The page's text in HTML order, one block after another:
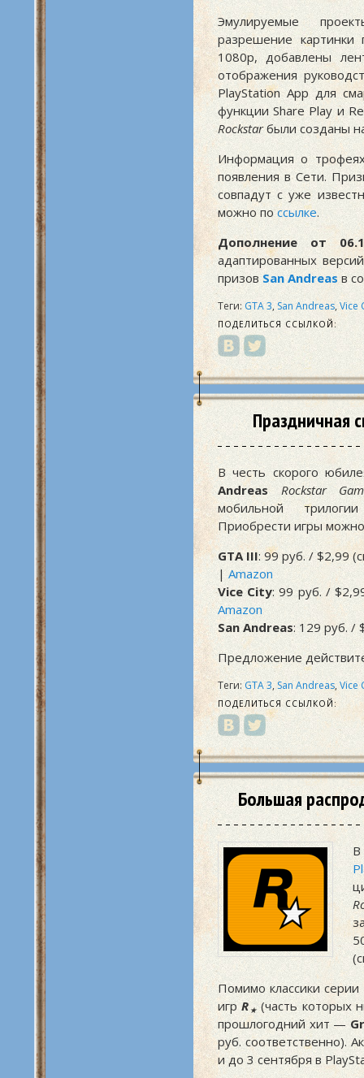
Эмулируемые
разрешение
1080p, добавлены
отображения
PlayStation App для
функции Share Play и
Rockstarбыли созданы
Информация о
появления в Сети.
совпадут с уже
можно поссылке.
Дополнение от
адаптированных
призовSan Andreas в
Теги: GTA 3,San Andreas,Vice
ПОДЕЛИТЬСЯ ССЫЛКОЙ:
Праздничная
В честь скорого
Andreas
Rockstar
мобильной
Приобрести игры
GTA III: 99 руб. / $2,99
| Amazon
Vice City: 99 руб. /
Amazon
San Andreas: 129 руб. /
Предложение
Теги: GTA 3,San Andreas,Vice
ПОДЕЛИТЬСЯ ССЫЛКОЙ:
Большая
Помимо классики серии
игрR★ (часть которых
прошлогодний хит —
руб. соответственно).
и до 3 сентября в